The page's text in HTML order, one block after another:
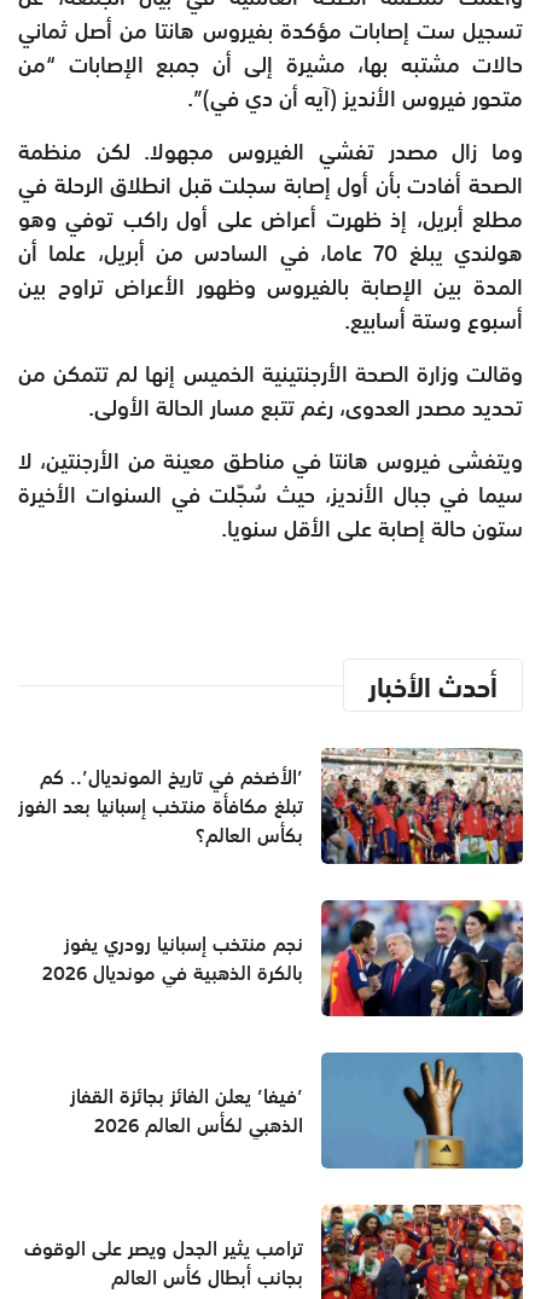
تسجيل ست إصابات مؤكدة بفيروس هانتا من أصل ثماني
حالات مشتبه بها، مشيرة إلى أن جمبع الإصابات “من
متحور فيروس الأنديز (آيه أن دي في)”.
وما زال مصدر تفشي الفيروس مجهولا. لكن منظمة
الصحة أفادت بأن أول إصابة سجلت قبل انطلاق الرحلة في
مطلع أبريل، إذ ظهرت أعراض على أول راكب توفي وهو
هولندي يبلغ 70 عاما، في السادس من أبريل، علما أن
المدة بين الإصابة بالفيروس وظهور الأعراض تراوح بين
أسبوع وستة أسابيع.
وقالت وزارة الصحة الأرجنتينية الخميس إنها لم تتمكن من
تحديد مصدر العدوى، رغم تتبع مسار الحالة الأولى.
ويتفشى فيروس هانتا في مناطق معينة من الأرجنتين، لا
سيما في جبال الأنديز، حيث سُجّلت في السنوات الأخيرة
ستون حالة إصابة على الأقل سنويا.
أحدث الأخبار
’الأضخم في تاريخ المونديال’.. كم
تبلغ مكافأة منتخب إسبانيا بعد الفوز
بكأس العالم؟
نجم منتخب إسبانيا رودري يفوز
بالكرة الذهبية في مونديال 2026
’فيفا’ يعلن الفائز بجائزة القفاز
الذهبي لكأس العالم 2026
ترامب يثير الجدل ويصر على الوقوف
بجانب أبطال كأس العالم